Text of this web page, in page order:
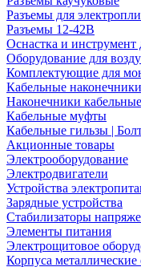
Разъемы для
Разъемы 12-42В
Оснастка и
Оборудование для
Комплектующие для
Кабельные
Наконечники
Кабельные муфты
Кабельные гильзы |
Акционные товары
Электрооборудование
Электродвигатели
Устройства
Зарядные устройства
Стабилизаторы
Элементы питания
Электрощитовое
Корпуса